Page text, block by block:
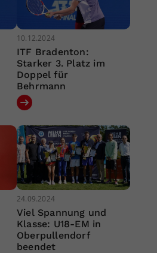
10.12.2024
ITF Bradenton:
Starker 3. Platz im
Doppel für
Behrmann
24.09.2024
Viel Spannung und
Klasse: U18-EM in
Oberpullendorf
beendet